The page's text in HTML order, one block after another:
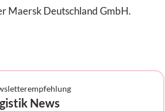
Maersk Deutschland GmbH.
News